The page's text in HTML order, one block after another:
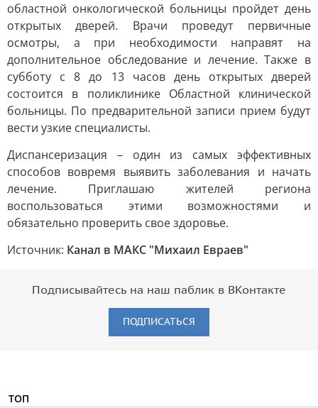
областной онкологической больницы пройдет день
открытых дверей. Врачи проведут первичные
осмотры, а при необходимости направят на
дополнительное обследование и лечение. Также в
субботу с 8 до 13 часов день открытых дверей
состоится в поликлинике Областной клинической
больницы. По предварительной записи прием будут
вести узкие специалисты.
Диспансеризация – один из самых эффективных
способов вовремя выявить заболевания и начать
лечение. Приглашаю жителей региона
воспользоваться этими возможностями и
обязательно проверить свое здоровье.
Источник: Канал в МАКС "Михаил Евраев"
Подписывайтесь на наш паблик в ВКонтакте
ПОДПИСАТЬСЯ
ТОП